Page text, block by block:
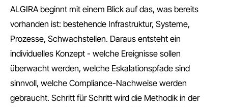
ALGIRA beginnt mit einem Blick auf das, was bereits
vorhanden ist: bestehende Infrastruktur, Systeme,
Prozesse, Schwachstellen. Daraus entsteht ein
individuelles Konzept - welche Ereignisse sollen
überwacht werden, welche Eskalationspfade sind
sinnvoll, welche Compliance-Nachweise werden
gebraucht. Schritt für Schritt wird die Methodik in der